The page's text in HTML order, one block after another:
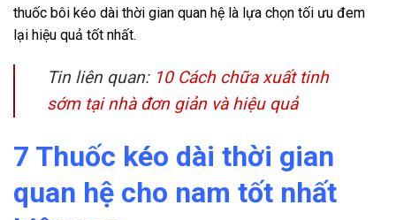
thuốc bôi kéo dài thời gian quan hệ là lựa chọn tối ưu đem
lại hiệu quả tốt nhất.
Tin liên quan: 10 Cách chữa xuất tinh
sớm tại nhà đơn giản và hiệu quả
7 Thuốc kéo dài thời gian
quan hệ cho nam tốt nhất